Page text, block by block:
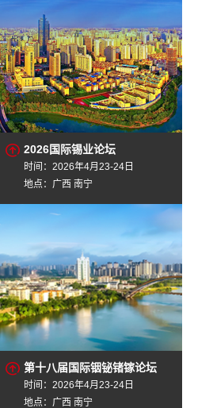
2026国际锡业论坛
时间：2026年4月23-24日
地点：广西 南宁
第十八届国际铟铋锗镓论坛
时间：2026年4月23-24日
地点：广西 南宁